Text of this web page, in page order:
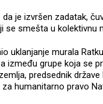
je izvršen zadatak,
se smešta u kolektivnu
uklanjanje murala
između grupe koja se
predsednik
humanitarno pravo